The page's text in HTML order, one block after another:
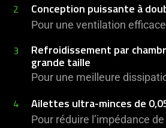
2 Conception puissante à
Pour une ventilation
3 Refroidissement par
grande taille
Pour une meilleure
4 Ailettes ultra-minces de
Pour réduire l’impédance